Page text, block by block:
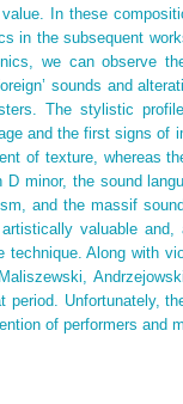
In these
in the subsequent
we can observe
sounds and
The stylistic
and the first signs of
of texture, whereas
minor, the sound
and the massif
valuable
technique. Along with
Unfortunately,
of performers and